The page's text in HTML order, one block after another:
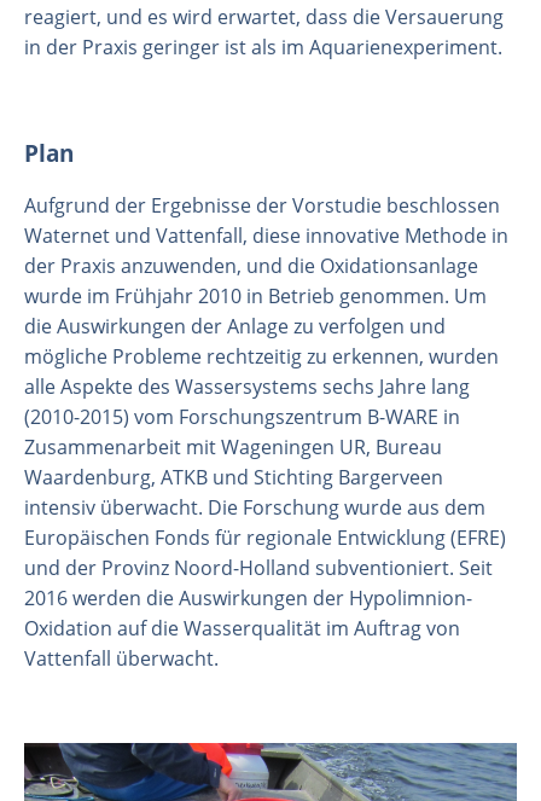
reagiert, und es wird erwartet, dass die Versauerung
in der Praxis geringer ist als im Aquarienexperiment.
Plan
Aufgrund der Ergebnisse der Vorstudie beschlossen
Waternet und Vattenfall, diese innovative Methode in
der Praxis anzuwenden, und die Oxidationsanlage
wurde im Frühjahr 2010 in Betrieb genommen. Um
die Auswirkungen der Anlage zu verfolgen und
mögliche Probleme rechtzeitig zu erkennen, wurden
alle Aspekte des Wassersystems sechs Jahre lang
(2010-2015) vom Forschungszentrum B-WARE in
Zusammenarbeit mit Wageningen UR, Bureau
Waardenburg, ATKB und Stichting Bargerveen
intensiv überwacht. Die Forschung wurde aus dem
Europäischen Fonds für regionale Entwicklung (EFRE)
und der Provinz Noord-Holland subventioniert. Seit
2016 werden die Auswirkungen der Hypolimnion-
Oxidation auf die Wasserqualität im Auftrag von
Vattenfall überwacht.